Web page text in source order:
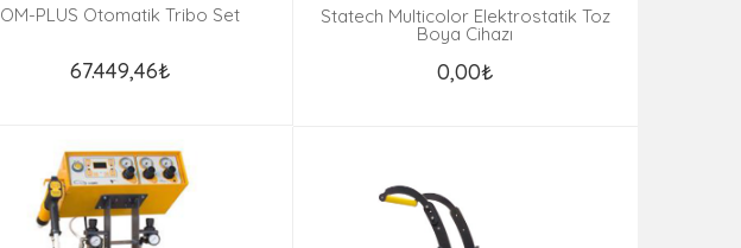
OM-PLUS Otomatik Tribo Set
67.449,46₺
Statech Multicolor Elektrostatik Toz
Boya Cihazı
0,00₺